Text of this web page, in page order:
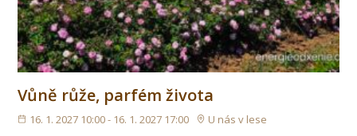
Vůně růže, parfém života
16. 1. 2027 10:00 - 16. 1. 2027 17:00 U nás v lese